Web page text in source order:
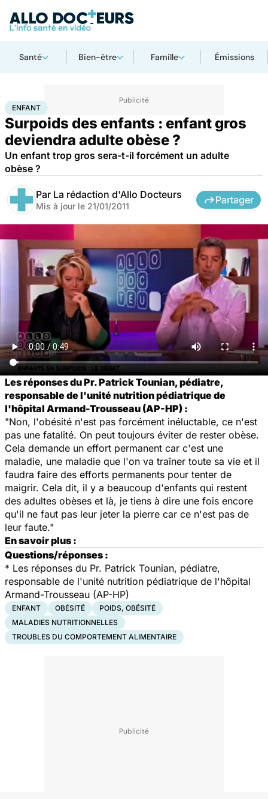
Santé Bien-être Famille Émissions
AccueilFamille
ENFANT
Surpoids des enfants : enfant gros
deviendra adulte obèse ?
Un enfant trop gros sera-t-il forcément un adulte
obèse ?
Par La rédaction d'Allo Docteurs
Mis à jour le 21/01/2011
Partager
Les réponses du Pr. Patrick Tounian, pédiatre,
responsable de l'unité nutrition pédiatrique de
l'hôpital Armand-Trousseau (AP-HP) :
"Non, l'obésité n'est pas forcément inéluctable, ce n'est
pas une fatalité. On peut toujours éviter de rester obèse.
Cela demande un effort permanent car c'est une
maladie, une maladie que l'on va traîner toute sa vie et il
faudra faire des efforts permanents pour tenter de
maigrir. Cela dit, il y a beaucoup d'enfants qui restent
des adultes obèses et là, je tiens à dire une fois encore
qu'il ne faut pas leur jeter la pierre car ce n'est pas de
leur faute."
En savoir plus :
Questions/réponses :
* Les réponses du Pr. Patrick Tounian, pédiatre,
responsable de l'unité nutrition pédiatrique de l'hôpital
Armand-Trousseau (AP-HP)
ENFANT OBÉSITÉ
POIDS, OBÉSITÉ
MALADIES NUTRITIONNELLES
TROUBLES DU COMPORTEMENT ALIMENTAIRE